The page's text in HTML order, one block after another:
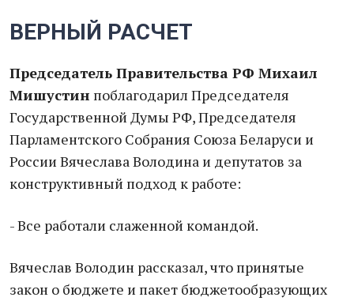
ВЕРНЫЙ РАСЧЕТ
Председатель Правительства РФ Михаил
Мишустин поблагодарил Председателя
Государственной Думы РФ, Председателя
Парламентского Собрания Союза Беларуси и
России Вячеслава Володина и депутатов за
конструктивный подход к работе:
- Все работали слаженной командой.
Вячеслав Володин рассказал, что принятые
закон о бюджете и пакет бюджетообразующих